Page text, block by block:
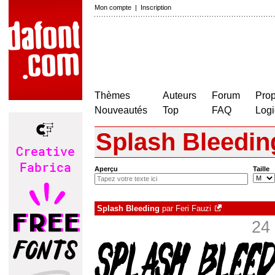
Mon compte | Inscription
Thèmes
Nouveautés
Auteurs
Top
Forum
FAQ
Splash
Aperçu Taille
Splash Bleeding par Feri Fauzi
24